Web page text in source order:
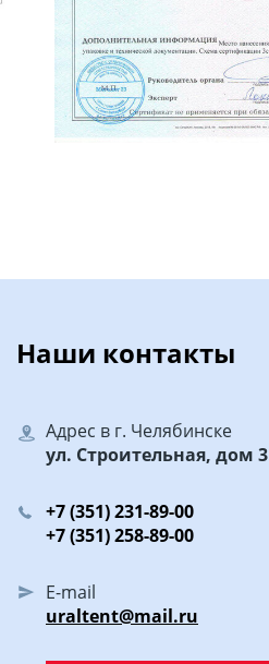
Наши контакты
Адрес в г. Челябинске
ул. Строительная, дом 3
+7 (351) 231-89-00
+7 (351) 258-89-00
E-mail
uraltent@mail.ru